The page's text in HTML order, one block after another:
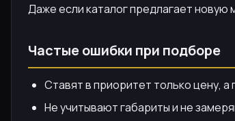
Даже если каталог предлагает новую
Частые ошибки при подборе
Ставят в приоритет только цену,
Не учитывают габариты и не